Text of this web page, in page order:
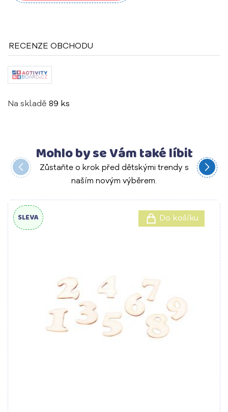
RECENZE OBCHODU
Na skladě 89 ks
Mohlo by se Vám také líbit
Zůstaňte o krok před dětskými trendy s
naším novým výběrem.
SLEVA Do košíku